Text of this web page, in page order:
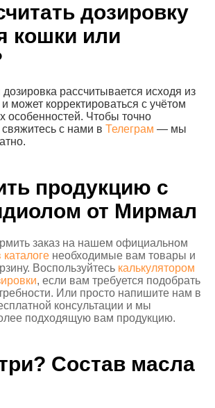
дозировку
кошки или
рассчитывается исходя из
может корректироваться с учётом
особенностей. Чтобы точно
свяжитесь с нами в Телеграм — мы
продукцию с
от Мирмал
заказ на нашем официальном
каталоге необходимые вам товары и
Воспользуйтесь калькулятором
, если вам требуется подобрать
Или просто напишите нам в
консультации и мы
подходящую вам продукцию.
Состав масла